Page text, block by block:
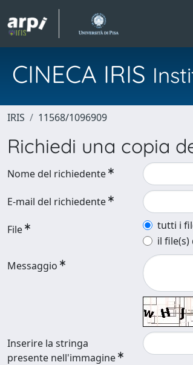
CINECA IRIS
IRIS 11568/1096909
Richiedi una copia
Nome del richiedente
E-mail del richiedente
File
tutti i
il file(s)
Messaggio
Inserire la stringa
presente nell'immagine